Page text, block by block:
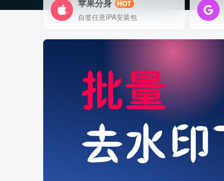
苹果分身 HOT
自签任意IPA安装包